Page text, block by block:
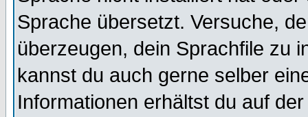
Sprache übersetzt. Versuche,
überzeugen, dein Sprachfile zu
kannst du auch gerne selber
Informationen erhältst du auf